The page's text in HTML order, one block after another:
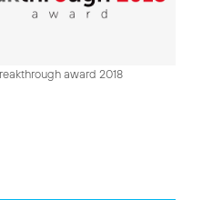
award 2018